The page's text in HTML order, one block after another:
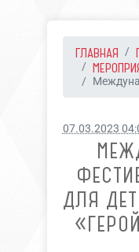
ГЛАВНАЯ
07.03.2023
ДЛЯ